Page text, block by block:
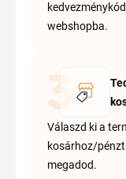
webshopba.
Válaszd ki a
kosárhoz/
megadod.